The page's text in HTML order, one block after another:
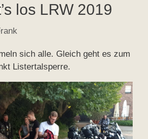
los LRW 2019
sich alle. Gleich geht es zum
Listertalsperre.